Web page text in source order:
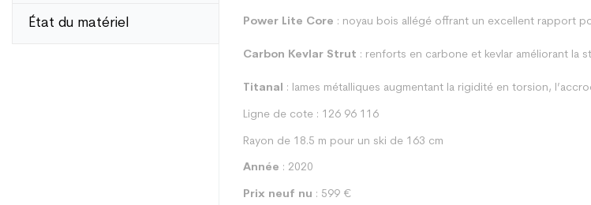
État du matériel Power Lite Core : noyau bois allégé offrant un excellent rapport
Carbon Kevlar Strut : renforts en carbone et kevlar améliorant la
Titanal : lames métalliques augmentant la rigidité en torsion,
Ligne de cote : 126 96 116
Rayon de 18.5 m pour un ski de 163 cm
Année : 2020
Prix neuf nu : 599 €